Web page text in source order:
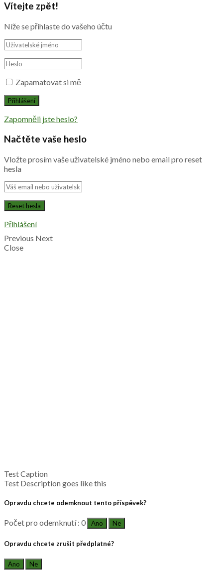
Vítejte zpět!
Níže se přihlaste do vašeho účtu
Zapamatovat si mě
Zapomněli jste heslo?
Načtěte vaše heslo
Vložte prosím vaše uživatelské jméno nebo email pro reset
hesla
Přihlášení
Previous Next
Close
Test Caption
Test Description goes like this
Opravdu chcete odemknout tento příspěvek?
Počet pro odemknutí : 0 Ano Ne
Opravdu chcete zrušit předplatné?
Ano Ne